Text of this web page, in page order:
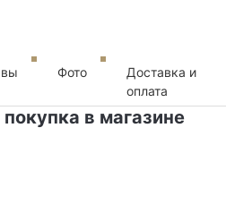
Фото
Доставка и
оплата
в магазине